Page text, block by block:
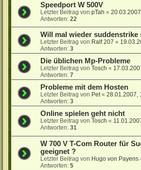
Speedport W 500V
Letzter Beitrag vonpTah «
Antworten:22
Will mal wieder suddenstrike
Letzter Beitrag von Ralf 207 «
Antworten:3
Die üblichen Mp-Probleme
Letzter Beitrag vonTosch «
Antworten:7
Probleme mit dem Hosten
Letzter Beitrag von Pet«28.01.2007,
Antworten:3
Online spielen geht nicht
Letzter Beitrag vonTosch «
Antworten:31
W 700 V T-Com Router für
geeignet ?
Letzter Beitrag von Hugo von Payens
Antworten:5